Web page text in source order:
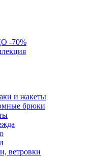
-70%
и жакеты
брюки
ветровки